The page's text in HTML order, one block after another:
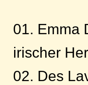
01. Emma
irischer
02. Des